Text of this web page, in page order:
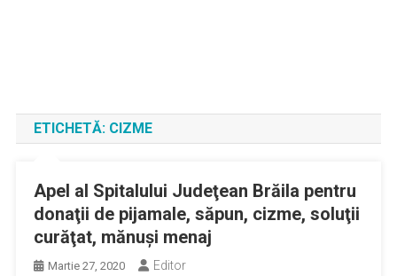
ETICHETĂ: CIZME
Apel al Spitalului Judeţean Brăila pentru
donaţii de pijamale, săpun, cizme, soluţii
curăţat, mănuşi menaj
Martie 27, 2020 Editor